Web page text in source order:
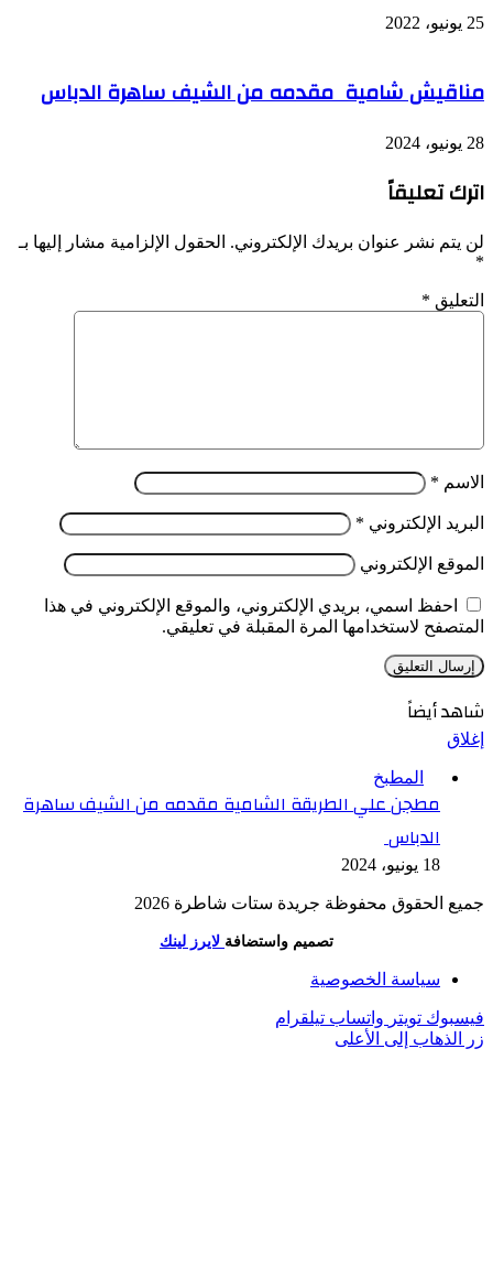
25 يونيو، 2022
مناقيش شامية مقدمه من الشيف ساهرة الدباس
28 يونيو، 2024
اترك تعليقاً
لن يتم نشر عنوان بريدك الإلكتروني. الحقول الإلزامية مشار إليها بـ
*
التعليق *
الاسم *
البريد الإلكتروني *
الموقع الإلكتروني
احفظ اسمي، بريدي الإلكتروني، والموقع الإلكتروني في هذا
المتصفح لاستخدامها المرة المقبلة في تعليقي.
شاهد أيضاً
إغلاق
المطبخ
مطجن علي الطريقة الشامية مقدمه من الشيف ساهرة
الدباس
18 يونيو، 2024
جميع الحقوق محفوظة جريدة ستات شاطرة 2026
تصميم واستضافة لايرز لينك
سياسة الخصوصية
فيسبوك تويتر واتساب تيلقرام
زر الذهاب إلى الأعلى